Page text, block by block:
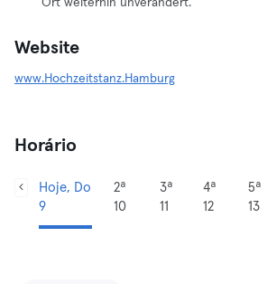
Ort weiterhin unverändert.
Website
www.Hochzeitstanz.Hamburg
Horário
Hoje, Do
9
2ª
10
3ª
11
4ª
12
5ª
13